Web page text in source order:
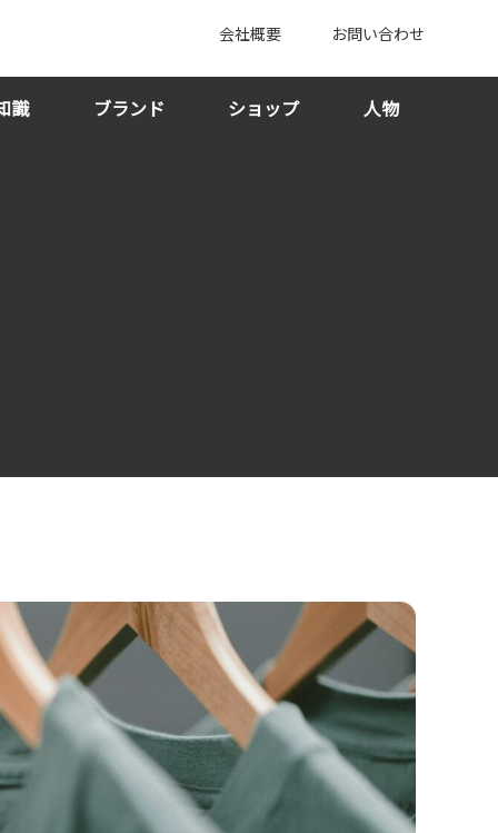
会社概要 お問い合わせ
識 ブランド ショップ 人物
どもっぽさを避けて今っぽく着るコツ！